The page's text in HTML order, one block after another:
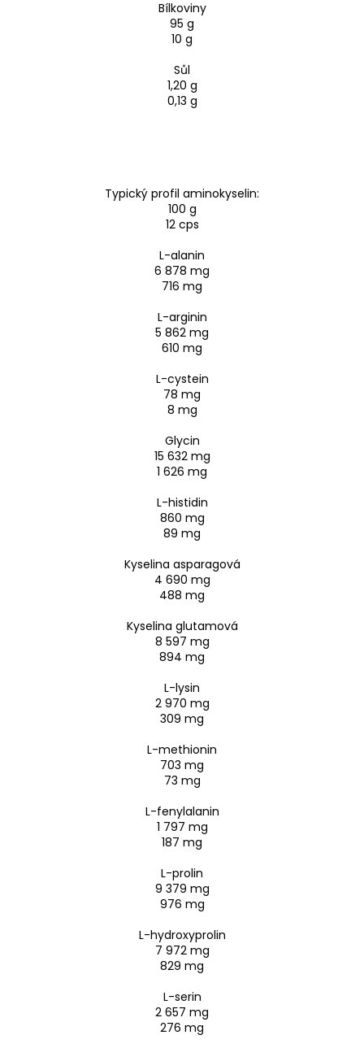
Bílkoviny
95 g
10 g
Sůl
1,20 g
0,13 g
Typický profil aminokyselin:
100 g
12 cps
L-alanin
6 878 mg
716 mg
L-arginin
5 862 mg
610 mg
L-cystein
78 mg
8 mg
Glycin
15 632 mg
1 626 mg
L-histidin
860 mg
89 mg
Kyselina asparagová
4 690 mg
488 mg
Kyselina glutamová
8 597 mg
894 mg
L-lysin
2 970 mg
309 mg
L-methionin
703 mg
73 mg
L-fenylalanin
1 797 mg
187 mg
L-prolin
9 379 mg
976 mg
L-hydroxyprolin
7 972 mg
829 mg
L-serin
2 657 mg
276 mg